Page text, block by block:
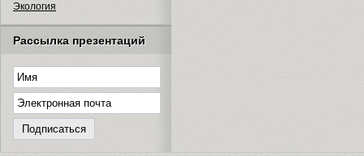
Экология
Рассылка презентаций